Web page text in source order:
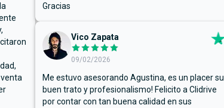
Gracias
Vico Zapata
09/02/2026
Me estuvo asesorando Agustina, es un placer su
buen trato y profesionalismo! Felicito a Clidrive
por contar con tan buena calidad en sus